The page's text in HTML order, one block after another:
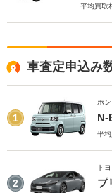
平均買取
車査定申込み
1
ホ
N-
平均
2
ト
プ